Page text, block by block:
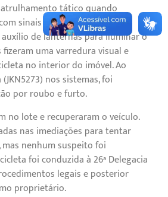
tático quando
sinais de abandono no
de lanternas para iluminar o
uma varredura visual e
no interior do imóvel. Ao
nos sistemas, foi
por roubo e furto.
no lote e recuperaram o veículo.
nas imediações para tentar
nenhum suspeito foi
foi conduzida à 26ª Delegacia
legais e posterior
proprietário.